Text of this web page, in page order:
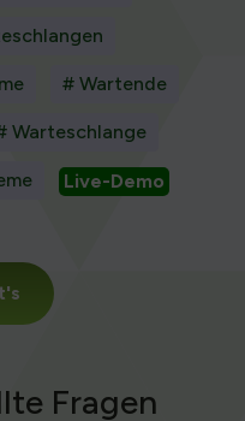
# Wartende
Warteschlange
Live-Demo
Fragen